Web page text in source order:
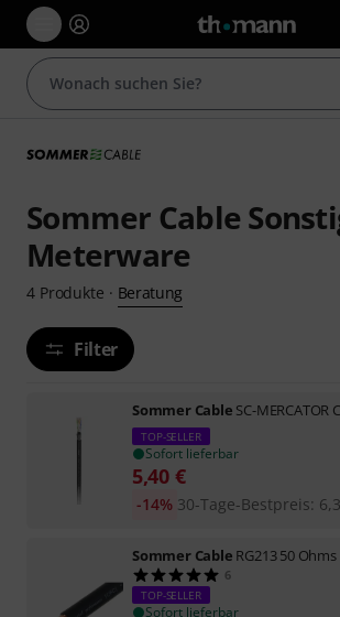
Sommer Cable
Meterware
4 Produkte · Beratung
Filter
Sommer Cable SC-MERCATOR
TOP-SELLER
Sofort lieferbar
5,40 €
30-Tage-Bestpreis:
-14%
Sommer Cable RG213 50 Ohms
6
TOP-SELLER
Sofort lieferbar